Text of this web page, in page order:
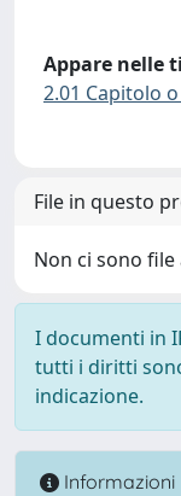
Appare nelle
2.01 Capitolo
File in questo
Non ci sono
I documenti in
tutti i diritti
indicazione.
Informazioni